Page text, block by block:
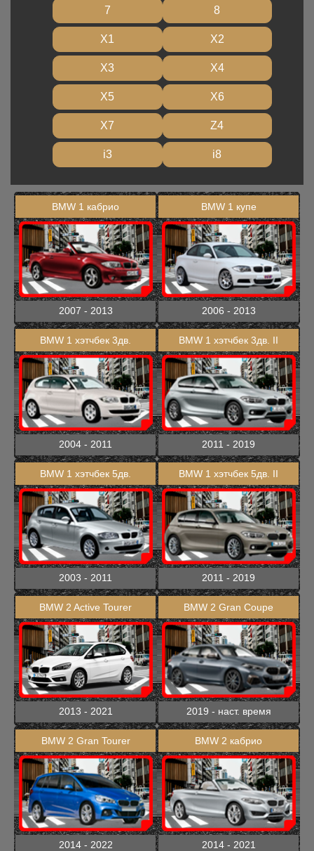
7 8
X1 X2
X3 X4
X5 X6
X7 Z4
i3 i8
BMW 1 кабрио
2007 - 2013
BMW 1 купе
2006 - 2013
BMW 1 хэтчбек 3дв.
2004 - 2011
BMW 1 хэтчбек 3дв. II
2011 - 2019
BMW 1 хэтчбек 5дв.
2003 - 2011
BMW 1 хэтчбек 5дв. II
2011 - 2019
BMW 2 Active Tourer
2013 - 2021
BMW 2 Gran Coupe
2019 - наст. время
BMW 2 Gran Tourer
2014 - 2022
BMW 2 кабрио
2014 - 2021